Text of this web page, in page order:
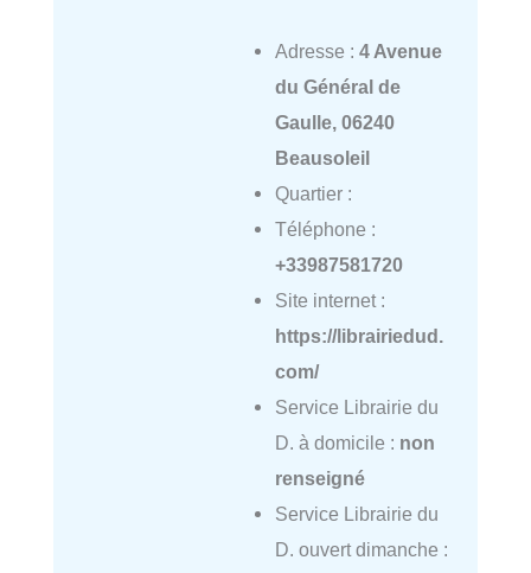
Adresse : 4 Avenue
du Général de
Gaulle, 06240
Beausoleil
Quartier :
Téléphone :
+33987581720
Site internet :
https://librairiedud.
com/
Service Librairie du
D. à domicile : non
renseigné
Service Librairie du
D. ouvert dimanche :